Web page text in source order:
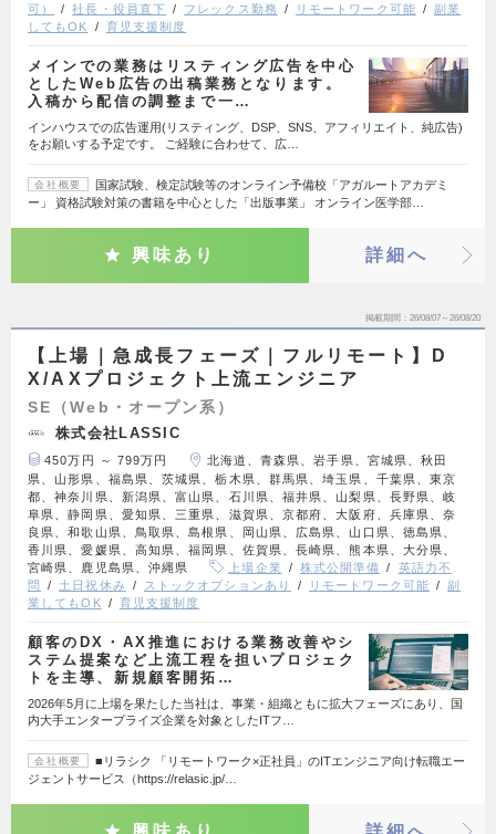
可）
社長・役員直下 フレックス勤務 リモートワーク可能
副業
してもOK
育児支援制度
メインでの業務はリスティング広告を中心
としたWeb広告の出稿業務となります。
入稿から配信の調整まで一…
インハウスでの広告運用(リスティング、DSP、SNS、アフィリエイト、純広告)
をお願いする予定です。 ご経験に合わせて、広…
会社概要
国家試験、検定試験等のオンライン予備校「アガルートアカデミ
ー」 資格試験対策の書籍を中心とした「出版事業」 オンライン医学部…
興味あり 詳細へ
掲載期間 26/08/07～26/08/20
【上場｜急成長フェーズ｜フルリモート】D
X/AXプロジェクト上流エンジニア
SE（Web・オープン系）
株式会社LASSIC
450万円 ～ 799万円
北海道、青森県、岩手県、宮城県、秋田
県、山形県、福島県、茨城県、栃木県、群馬県、埼玉県、千葉県、東京
都、神奈川県、新潟県、富山県、石川県、福井県、山梨県、長野県、岐
阜県、静岡県、愛知県、三重県、滋賀県、京都府、大阪府、兵庫県、奈
良県、和歌山県、鳥取県、島根県、岡山県、広島県、山口県、徳島県、
香川県、愛媛県、高知県、福岡県、佐賀県、長崎県、熊本県、大分県、
宮崎県、鹿児島県、沖縄県
上場企業 株式公開準備
英語力不
問
土日祝休み ストックオプションあり リモートワーク可能
副
業してもOK
育児支援制度
顧客のDX・AX推進における業務改善やシ
ステム提案など上流工程を担いプロジェク
トを主導、新規顧客開拓…
2026年5月に上場を果たした当社は、事業・組織ともに拡大フェーズにあり、国
内大手エンタープライズ企業を対象としたITフ…
会社概要
■リラシク 「リモートワーク×正社員」のITエンジニア向け転職エー
ジェントサービス（https://relasic.jp/…